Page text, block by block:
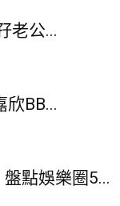
老公...
欣BB...
點娛樂圈5...